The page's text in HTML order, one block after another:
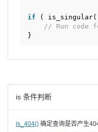
is 条件判断
is_404() 确定查询是否产生
if
(
// Run code
}